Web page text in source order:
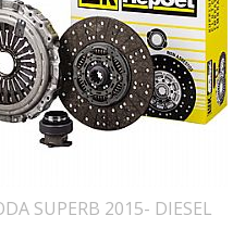
SUPERB 2015- DIESEL